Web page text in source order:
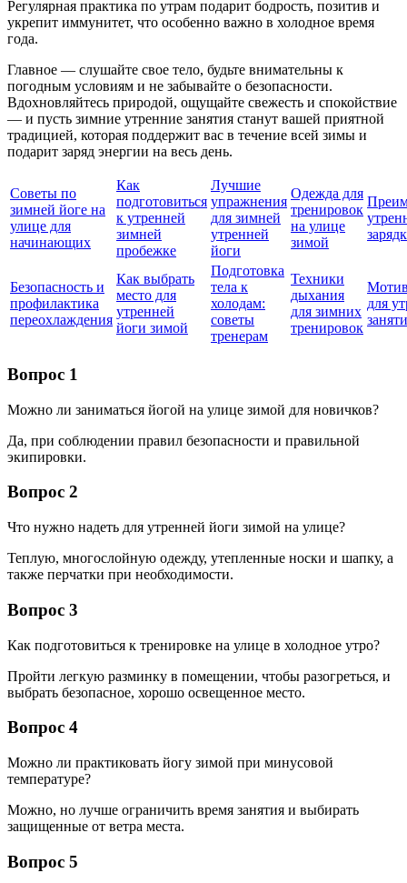
Регулярная практика по утрам подарит бодрость, позитив и
укрепит иммунитет, что особенно важно в холодное время
года.
Главное — слушайте свое тело, будьте внимательны к
погодным условиям и не забывайте о безопасности.
Вдохновляйтесь природой, ощущайте свежесть и спокойствие
— и пусть зимние утренние занятия станут вашей приятной
традицией, которая поддержит вас в течение всей зимы и
подарит заряд энергии на весь день.
Советы по
зимней йоге на
улице для
начинающих
Как
подготовиться
к утренней
зимней
пробежке
Лучшие
упражнения
для зимней
утренней
йоги
Одежда для
тренировок
на улице
зимой
Безопасность и
профилактика
переохлаждения
Как выбрать
место для
утренней
йоги зимой
Подготовка
тела к
холодам:
советы
тренерам
Техники
дыхания
для зимних
тренировок
для
Вопрос 1
Можно ли заниматься йогой на улице зимой для новичков?
Да, при соблюдении правил безопасности и правильной
экипировки.
Вопрос 2
Что нужно надеть для утренней йоги зимой на улице?
Теплую, многослойную одежду, утепленные носки и шапку, а
также перчатки при необходимости.
Вопрос 3
Как подготовиться к тренировке на улице в холодное утро?
Пройти легкую разминку в помещении, чтобы разогреться, и
выбрать безопасное, хорошо освещенное место.
Вопрос 4
Можно ли практиковать йогу зимой при минусовой
температуре?
Можно, но лучше ограничить время занятия и выбирать
защищенные от ветра места.
Вопрос 5